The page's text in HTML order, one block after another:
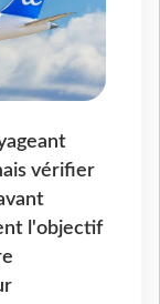
vérifier
l'objectif